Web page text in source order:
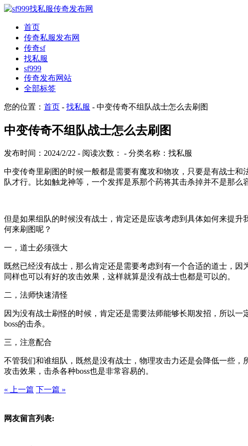
首页
传奇私服发布网
传奇sf
找私服
sf999
传奇发布网站
全部标签
您的位置： 首页 - 找私服 - 中变传奇不组队战士怎么去刷图
中变传奇不组队战士怎么去刷图
发布时间：2024/2/22 - 阅读次数： - 分类名称：找私服
中变传奇里刷图的时候一般都是需要有魔攻和物攻，只要是有战士
队才行。比如触龙神等，一个发挥是系那个药将其击杀掉并不是那么
但是如果组队的时候没有战士，肯定还是应该考虑到具体如何来提
何来刷图呢？
一，道士必须强大
既然已经没有战士，那么肯定还是需要考虑到有一个合适的道士，
同样也可以有好的攻击效果，这样就算是没有战士也都是可以的。
二，法师快速清怪
因为没有战士刷怪的时候，肯定还是需要法师能够长期发招，所以
boss的击杀。
三，注意配合
不管我们和谁组队，既然是没有战士，物理攻击力还是会降低一些
攻击效果，击杀各种boss也是非常容易的。
« 上一篇 下一篇 »
网友留言列表: